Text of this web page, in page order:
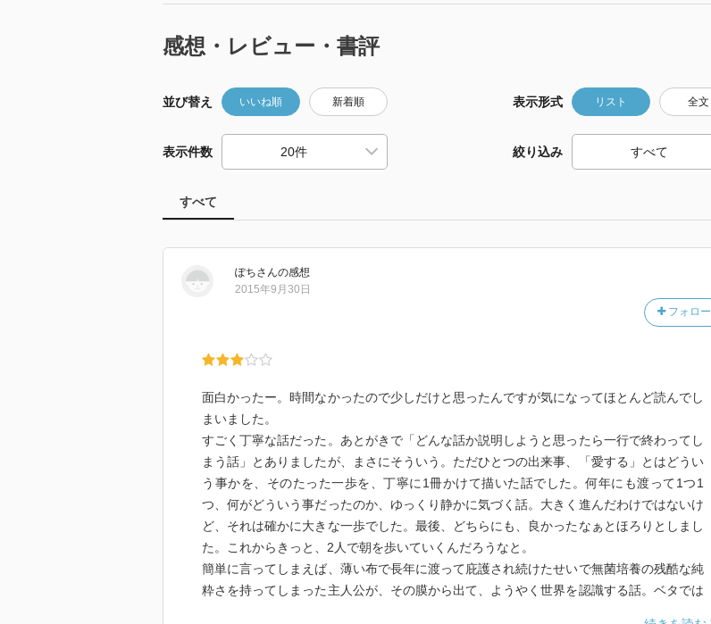
感想・レビュー・書評
並び替え いいね順 新着順 表示形式 リスト 全文
表示件数 絞り込み
すべて
ぽちさんの感想
フォロー
2015年9月30日
面白かったー。時間なかったので少しだけと思ったんですが気になってほとんど読んでし
まいました。
すごく丁寧な話だった。あとがきで「どんな話か説明しようと思ったら一行で終わってし
まう話」とありましたが、まさにそういう。ただひとつの出来事、「愛する」とはどうい
う事かを、そのたった一歩を、丁寧に1冊かけて描いた話でした。何年にも渡って1つ1
つ、何がどういう事だったのか、ゆっくり静かに気づく話。大きく進んだわけではないけ
ど、それは確かに大きな一歩でした。最後、どちらにも、良かったなぁとほろりとしまし
た。これからきっと、2人で朝を歩いていくんだろうなと。
簡単に言ってしまえば、薄い布で長年に渡って庇護され続けたせいで無菌培養の残酷な純
粋さを持ってしまった主人公が、その膜から出て、ようやく世界を認識する話。ベタでは